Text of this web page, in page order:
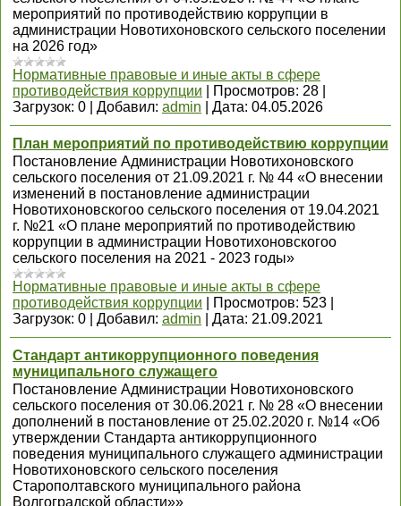
мероприятий по противодействию коррупции в
администрации Новотихоновского сельского поселении
на 2026 год»
Нормативные правовые и иные акты в сфере
противодействия коррупции
Просмотров: 28
Загрузок: 0 Добавил: admin Дата: 04.05.2026
План мероприятий по противодействию коррупции
Постановление Администрации Новотихоновского
сельского поселения от 21.09.2021 г. № 44 «О внесении
изменений в постановление администрации
Новотихоновскогоо сельского поселения от 19.04.2021
г. №21 «О плане мероприятий по противодействию
коррупции в администрации Новотихоновскогоо
сельского поселения на 2021 - 2023 годы»
Нормативные правовые и иные акты в сфере
противодействия коррупции
Просмотров: 523
Загрузок: 0 Добавил: admin Дата: 21.09.2021
Стандарт антикоррупционного поведения
муниципального служащего
Постановление Администрации Новотихоновского
сельского поселения от 30.06.2021 г. № 28 «О внесении
дополнений в постановление от 25.02.2020 г. №14 «Об
утверждении Стандарта антикоррупционного
поведения муниципального служащего администрации
Новотихоновского сельского поселения
Старополтавского муниципального района
Волгоградской области»»